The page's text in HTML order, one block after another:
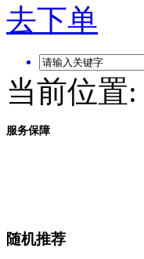
去下单
当前位置:
服务保障
随机推荐